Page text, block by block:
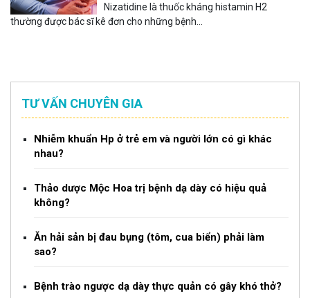
Nizatidine là thuốc kháng histamin H2
thường được bác sĩ kê đơn cho những bệnh...
TƯ VẤN CHUYÊN GIA
Nhiễm khuẩn Hp ở trẻ em và người lớn có gì khác
nhau?
Thảo dược Mộc Hoa trị bệnh dạ dày có hiệu quả
không?
Ăn hải sản bị đau bụng (tôm, cua biển) phải làm
sao?
Bệnh trào ngược dạ dày thực quản có gây khó thở?